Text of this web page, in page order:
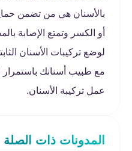
بالأسنان هي من تضمن
أو الكسر وتمتع الإصابة
لوضع تركيبات الأسنان
مع طبيب أسنانك باستمرار
عمل تركيبة الأسنان.
المدونات ذات الصلة